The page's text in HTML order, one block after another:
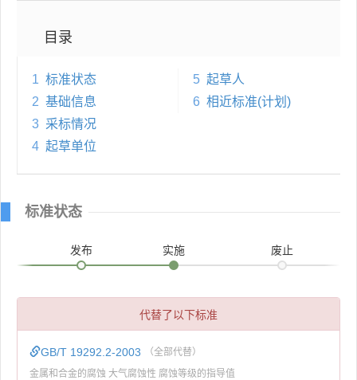
目录
1 标准状态
2 基础信息
3 采标情况
4 起草单位
5 起草人
6 相近标准(计划)
标准状态
发布 实施 废止
代替了以下标准
GB/T 19292.2-2003 （全部代替）
金属和合金的腐蚀 大气腐蚀性 腐蚀等级的指导值